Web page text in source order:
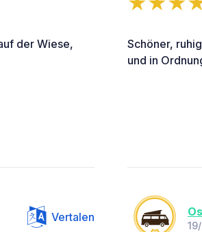
der Wiese,
Schöner,
und in
Vertalen